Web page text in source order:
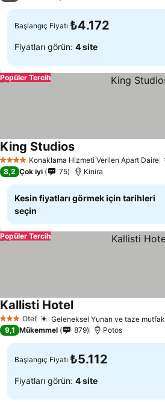
Başlangıç Fiyatı ₺4.172
Fiyatları görün: 4 site
Popüler Tercih
4 Yıldız Konaklama Hizmeti Verilen Apart Daire
King Studios
8,2 Çok iyi 75 Kinira
Kesin fiyatları görmek için tarihleri
seçin
Popüler Tercih
3 YıldızOtel Geleneksel Yunan ve taze mutfak
Kallisti Hotel
9,1 Mükemmel 879 Potos
Başlangıç Fiyatı ₺5.112
Fiyatları görün: 4 site